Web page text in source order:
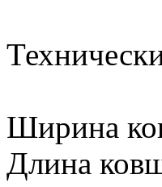
Ширина
Длина